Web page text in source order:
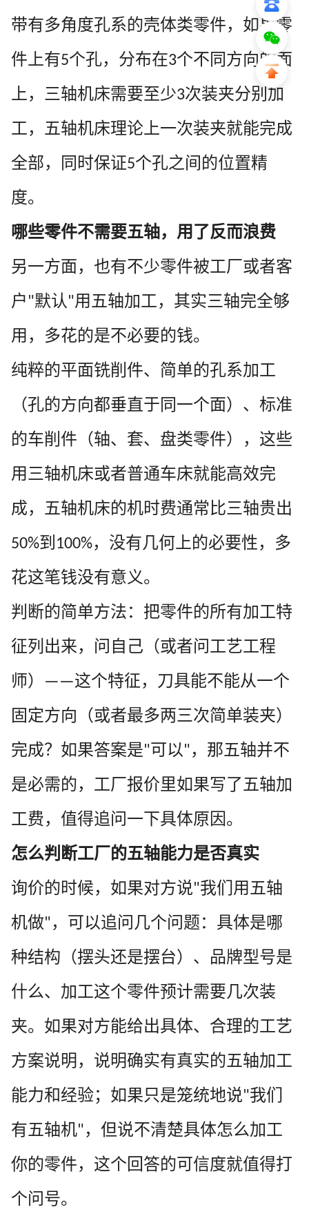
带有多角度孔系的壳体类零件，如果零
件上有5个孔，分布在3个不同方向的面
上，三轴机床需要至少3次装夹分别加
工，五轴机床理论上一次装夹就能完成
全部，同时保证5个孔之间的位置精
度。
哪些零件不需要五轴，用了反而浪费
另一方面，也有不少零件被工厂或者客
户 "默认 "用五轴加工，其实三轴完全够
用，多花的是不必要的钱。
纯粹的平面铣削件、简单的孔系加工
（孔的方向都垂直于同一个面）、标准
的车削件（轴、套、盘类零件），这些
用三轴机床或者普通车床就能高效完
成，五轴机床的机时费通常比三轴贵出
50%到 100%，没有几何上的必要性，多
花这笔钱没有意义。
判断的简单方法：把零件的所有加工特
征列出来，问自己（或者问工艺工程
师）
——这个特征，刀具能不能从一个
固定方向（或者最多两三次简单装夹）
完成？如果答案是"可以" ，那五轴并不
是必需的，工厂报价里如果写了五轴加
工费，值得追问一下具体原因。
怎么判断工厂的五轴能力是否真实
询价的时候，如果对方说"我们用五轴
机做" ，可以追问几个问题：具体是哪
种结构（摆头还是摆台）、品牌型号是
什么、加工这个零件预计需要几次装
夹。如果对方能给出具体、合理的工艺
方案说明，说明确实有真实的五轴加工
能力和经验；如果只是笼统地说"我们
有五轴机" ，但说不清楚具体怎么加工
你的零件，这个回答的可信度就值得打
个问号。